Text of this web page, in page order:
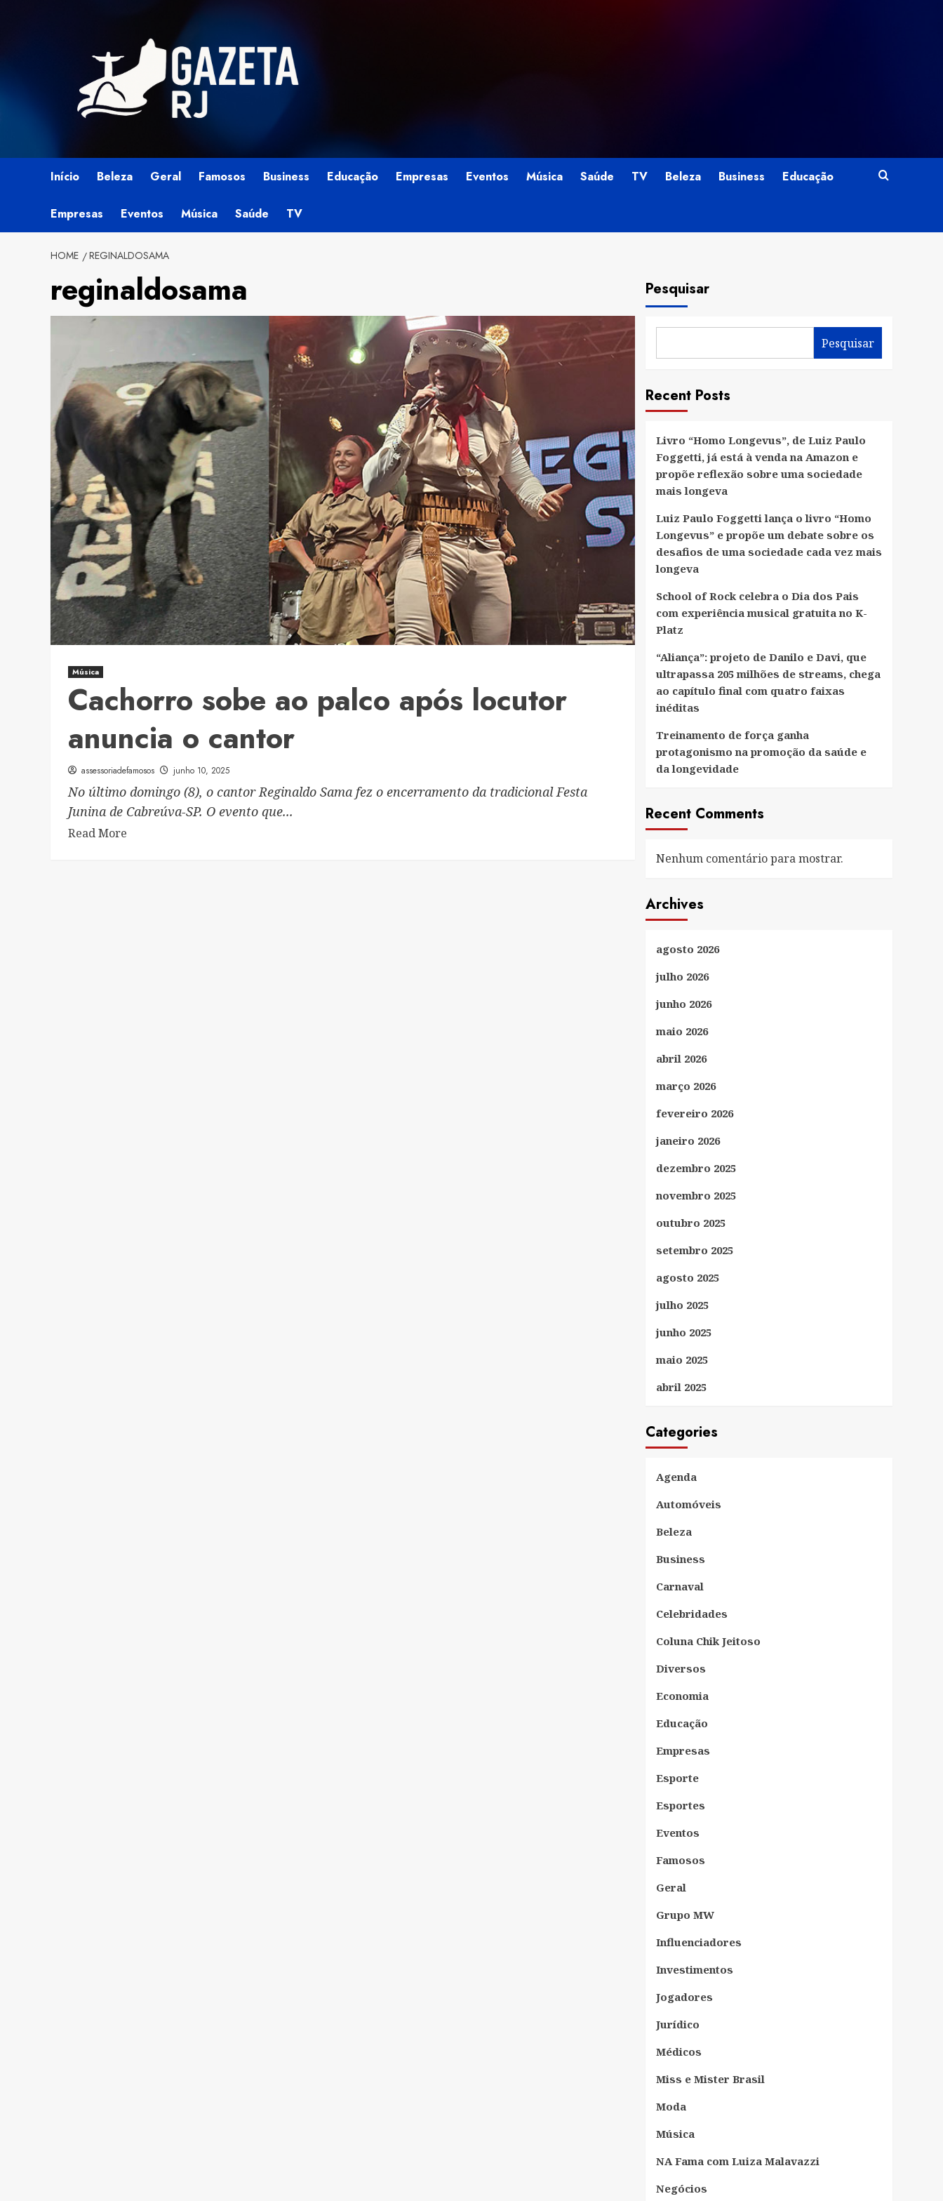
Início Beleza Geral Famosos Business Educação Empresas Eventos Música Saúde TV Beleza Business Educação
Empresas Eventos Música Saúde TV
HOME REGINALDOSAMA
reginaldosama
Música
Cachorro sobe ao palco após locutor
anuncia o cantor
assessoriadefamosos junho 10, 2025
No último domingo (8), o cantor Reginaldo Sama fez o encerramento da tradicional Festa
Junina de Cabreúva-SP. O evento que...
Read More
Pesquisar
Pesquisar
Recent Posts
Livro “Homo Longevus”, de Luiz Paulo
Foggetti, já está à venda na Amazon e
propõe reflexão sobre uma sociedade
mais longeva
Luiz Paulo Foggetti lança o livro “Homo
Longevus” e propõe um debate sobre os
desafios de uma sociedade cada vez mais
longeva
School of Rock celebra o Dia dos Pais
com experiência musical gratuita no K-
Platz
“Aliança”: projeto de Danilo e Davi, que
ultrapassa 205 milhões de streams, chega
ao capítulo final com quatro faixas
inéditas
Treinamento de força ganha
protagonismo na promoção da saúde e
da longevidade
Recent Comments
Nenhum comentário para mostrar.
Archives
agosto 2026
julho 2026
junho 2026
maio 2026
abril 2026
março 2026
fevereiro 2026
janeiro 2026
dezembro 2025
novembro 2025
outubro 2025
setembro 2025
agosto 2025
julho 2025
junho 2025
maio 2025
abril 2025
Categories
Agenda
Automóveis
Beleza
Business
Carnaval
Celebridades
Coluna Chik Jeitoso
Diversos
Economia
Educação
Empresas
Esporte
Esportes
Eventos
Famosos
Geral
Grupo MW
Influenciadores
Investimentos
Jogadores
Jurídico
Médicos
Miss e Mister Brasil
Moda
Música
NA Fama com Luiza Malavazzi
Negócios